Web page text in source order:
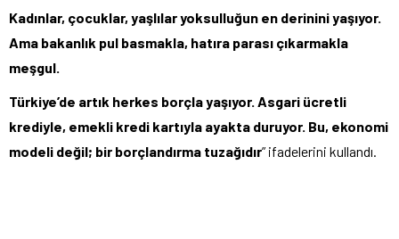
Kadınlar, çocuklar, yaşlılar yoksulluğun en derinini yaşıyor.
Ama bakanlık pul basmakla, hatıra parası çıkarmakla
meşgul.
Türkiye’de artık herkes borçla yaşıyor. Asgari ücretli
krediyle, emekli kredi kartıyla ayakta duruyor. Bu, ekonomi
modeli değil; bir borçlandırma tuzağıdır” ifadelerini kullandı.